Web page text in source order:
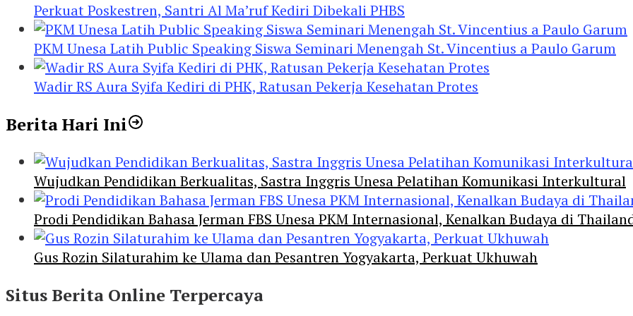
Perkuat Poskestren, Santri Al Ma’ruf Kediri Dibekali PHBS
PKM Unesa Latih Public Speaking Siswa Seminari Menengah St. Vincentius a Paulo Garum
Wadir RS Aura Syifa Kediri di PHK, Ratusan Pekerja Kesehatan Protes
Berita Hari Ini
Wujudkan Pendidikan Berkualitas, Sastra Inggris Unesa Pelatihan Komunikasi Interkultural
Prodi Pendidikan Bahasa Jerman FBS Unesa PKM Internasional, Kenalkan Budaya di
Gus Rozin Silaturahim ke Ulama dan Pesantren Yogyakarta, Perkuat Ukhuwah
Situs Berita Online Terpercaya